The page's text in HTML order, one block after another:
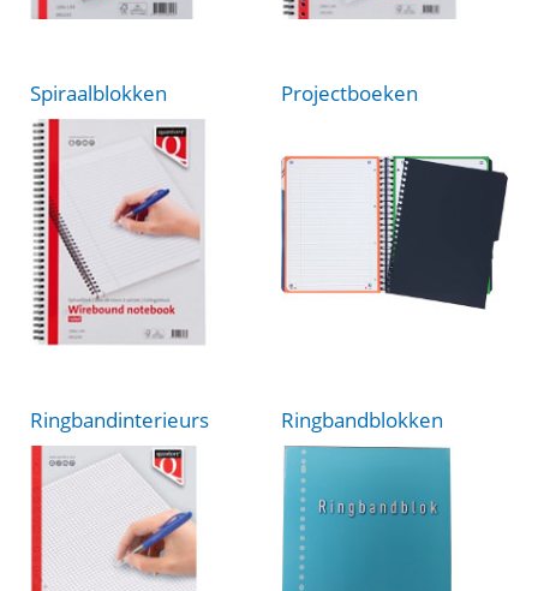
Spiraalblokken Projectboeken
Ringbandinterieurs Ringbandblokken